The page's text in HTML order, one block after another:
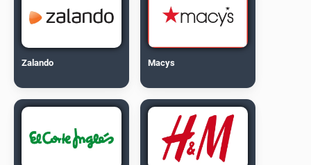
Zalando Macys